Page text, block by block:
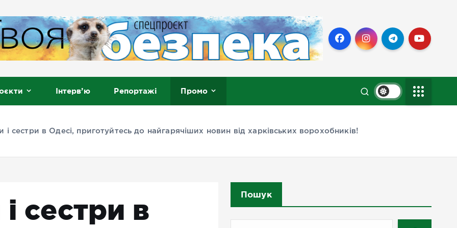
Інтерв’ю Репортажі Промо
і сестри в Одесі, приготуйтесь до найгарячіших новин від харківських ворохобників!
сестри в
Пошук